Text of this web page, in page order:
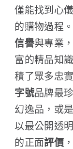
僅能找到心
的購物過程
信譽與專業
富的精品知
積了眾多忠
字號品牌最
幻逸品，或
以最公開透
的正面評價